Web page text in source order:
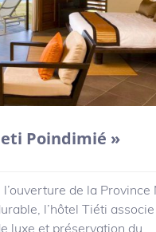
Poindimié »
l’ouverture de la Province
l’hôtel Tiéti associe
luxe et préservation du